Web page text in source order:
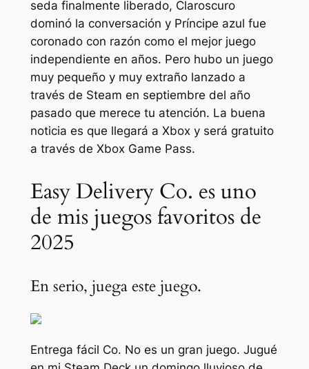
seda finalmente liberado, Claroscuro
dominó la conversación y Príncipe azul fue
coronado con razón como el mejor juego
independiente en años. Pero hubo un juego
muy pequeño y muy extraño lanzado a
través de Steam en septiembre del año
pasado que merece tu atención. La buena
noticia es que llegará a Xbox y será gratuito
a través de Xbox Game Pass.
Easy Delivery Co. es uno
de mis juegos favoritos de
2025
En serio, juega este juego.
Entrega fácil Co. No es un gran juego. Jugué